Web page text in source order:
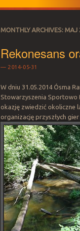
MONTHLY ARCHIVES: MAJ
Rekonesans
2014-05-31
W dniu 31.05.2014 Ósma
Stowarzyszenia Sportowo
okazję zwiedzić okoliczne
organizację przyszłych